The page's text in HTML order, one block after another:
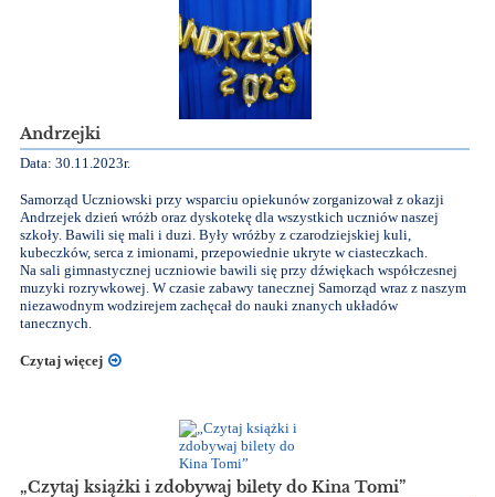
Andrzejki
Data: 30.11.2023r.
Samorząd Uczniowski przy wsparciu opiekunów zorganizował z okazji
Andrzejek dzień wróżb oraz dyskotekę dla wszystkich uczniów naszej
szkoły. Bawili się mali i duzi. Były wróżby z czarodziejskiej kuli,
kubeczków, serca z imionami, przepowiednie ukryte w ciasteczkach.
Na sali gimnastycznej uczniowie bawili się przy dźwiękach współczesnej
muzyki rozrywkowej. W czasie zabawy tanecznej Samorząd wraz z naszym
niezawodnym wodzirejem zachęcał do nauki znanych układów
tanecznych.
Czytaj więcej
„Czytaj książki i zdobywaj bilety do Kina Tomi”